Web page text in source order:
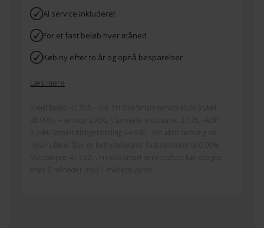
Al service inkluderet
For et fast beløb hver måned
Køb ny efter to år og opnå besparelser
Læs mere
Kreditbeløb 42.705,- inkl. Fri BikeSmart-serviceaftale (cykel
38.999,- + service 3.706,-) Samlede kreditomk. 2.135,- ÅOP
3.24% Samlet tilbagebetaling 44.840,- Forudsat betaling via
Resurs Bank. Der er fortrydelsesret. Fast debitorente 0,00%
Mindstepris 41.752,-. Fri BikeSmart-serviceaftale kan opsiges
efter 6 måneder med 1 måneds varsel.